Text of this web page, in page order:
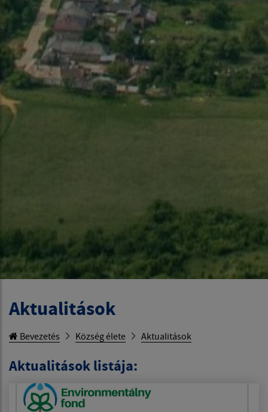
Aktualitások
Bevezetés Község élete Aktualitások
Aktualitások listája: